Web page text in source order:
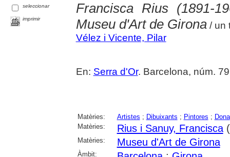
seleccionar
imprimir
Francisca Rius (1891-
Museu d'Art de Girona/ un
Vélez i Vicente, Pilar
En: Serra d'Or. Barcelona, núm.
Matèries: Artistes ; Dibuixants ; Pintores ; Dona
Matèries:
Rius i Sanuy, Francisca
Matèries: Museu d'Art de Girona
Àmbit: